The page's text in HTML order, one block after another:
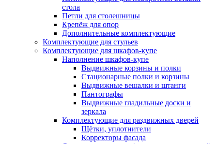
стола
Петли для столешницы
Крепёж для опор
Дополнительные комплектующие
Комплектующие для стульев
Комплектующие для шкафов-купе
Наполнение шкафов-купе
Выдвижные корзины и полки
Стационарные полки и корзины
Выдвижные вешалки и штанги
Пантографы
Выдвижные гладильные доски и
зеркала
Комплектующие для раздвижных дверей
Щётки, уплотнители
Корректоры фасада